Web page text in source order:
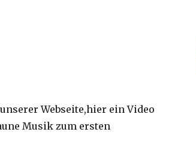
Webseite,hier ein Video
Musik zum ersten